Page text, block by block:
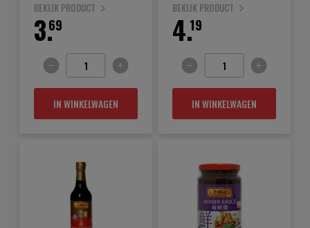
BEKIJK PRODUCT
69
3.
IN WINKELWAGEN
BEKIJK PRODUCT
19
4.
IN WINKELWAGEN